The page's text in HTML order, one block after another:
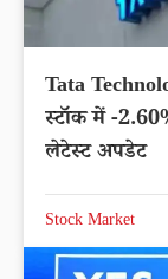
Tata
स्टॉक में -
लेटेस्ट अपडेट
Stock Market